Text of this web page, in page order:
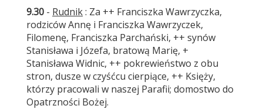
9.30 - Rudnik: Za ++ Franciszka Wawrzyczka,
rodziców Annę i Franciszka Wawrzyczek,
Filomenę, Franciszka Parchański, ++ synów
Stanisława i Józefa, bratową Marię, +
Stanisława Widnic, ++ pokrewieństwo z obu
stron, dusze w czyśćcu cierpiące, ++ Księży,
którzy pracowali w naszej Parafii; domostwo do
Opatrzności Bożej.